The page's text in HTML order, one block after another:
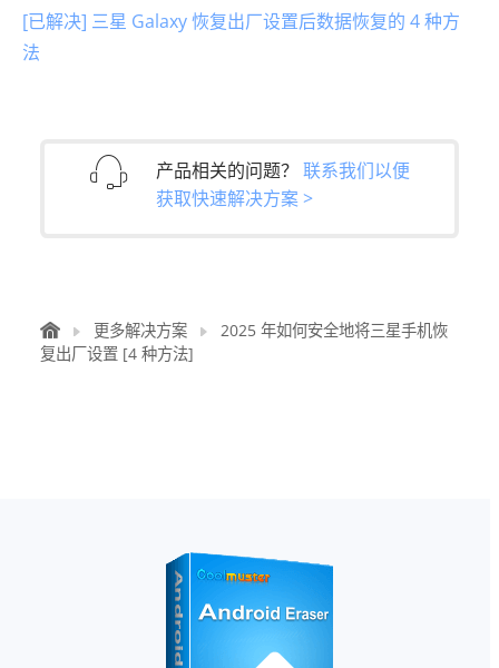
[已解决] 三星 Galaxy 恢复出厂设置后数据恢复的 4 种方
法
产品相关的问题？ 联系我们以便
获取快速解决方案 >
更多解决方案
2025 年如何安全地将三星手机恢
复出厂设置 [4 种方法]